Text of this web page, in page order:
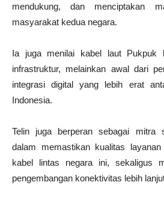
mendukung, dan menciptakan
masyarakat kedua negara.
Ia juga menilai kabel laut Pukpuk
infrastruktur, melainkan awal dari
integrasi digital yang lebih erat
Indonesia.
Telin juga berperan sebagai mitra
dalam memastikan kualitas
kabel lintas negara ini, sekaligus
pengembangan konektivitas lebih